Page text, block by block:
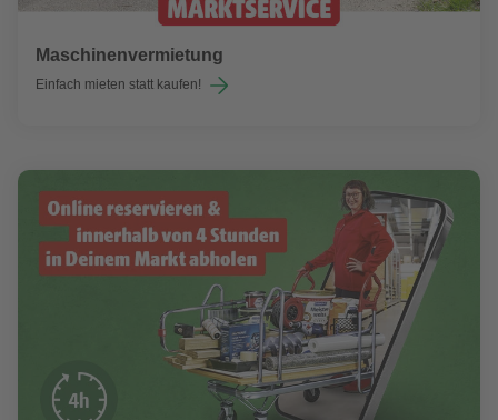
Maschinenvermietung
Einfach mieten statt kaufen!